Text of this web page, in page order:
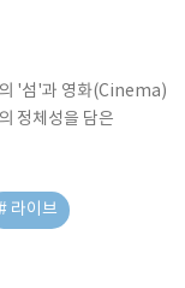
의 '섬'과 영화(Cinema)
정체성을 담은
라이브